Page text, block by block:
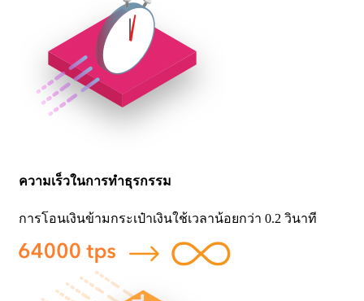
ความเร็วในการทำธุรกรรม
การโอนเงินข้ามกระเป๋าเงินใช้เวลาน้อยกว่า 0.2 วินาที